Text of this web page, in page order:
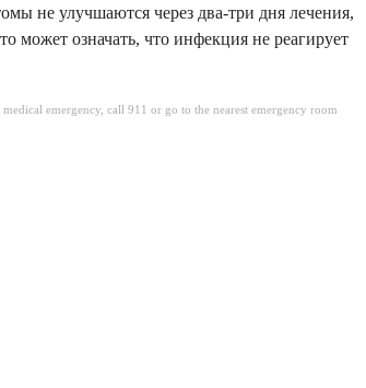
не улучшаются через два-три дня лечения,
может означать, что инфекция не реагирует
emergency, call 911 or go to the nearest emergency room